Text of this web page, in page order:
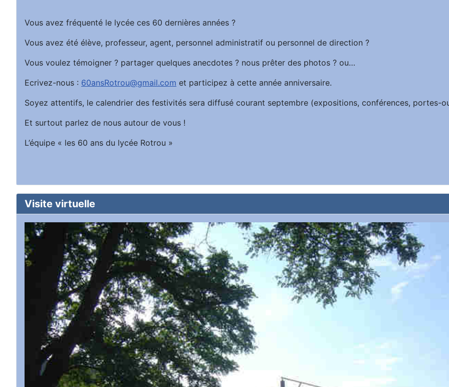
Vous avez fréquenté le lycée ces 60 dernières années ?
Vous avez été élève, professeur, agent, personnel administratif ou personnel de direction ?
Vous voulez témoigner ? partager quelques anecdotes ? nous prêter des photos ? ou…
Ecrivez-nous : 60ansRotrou@gmail.com et participez à cette année anniversaire.
Soyez attentifs, le calendrier des festivités sera diffusé courant septembre (expositions, conférences, portes-
Et surtout parlez de nous autour de vous !
L’équipe « les 60 ans du lycée Rotrou »
Visite virtuelle